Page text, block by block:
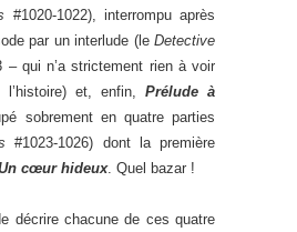
#1020-1022), interrompu après
par un interlude (le Detective
– qui n’a strictement rien à voir
et, enfin, Prélude à
sobrement en quatre parties
#1023-1026) dont la première
cœur hideux. Quel bazar !
décrire chacune de ces quatre